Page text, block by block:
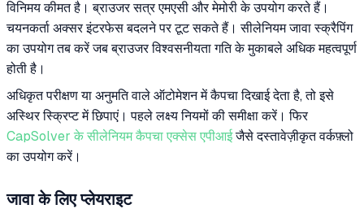
विनिमय कीमत है। ब्राउजर सत्र एमएसी और मेमोरी के उपयोग करते हैं।
चयनकर्ता अक्सर इंटरफेस बदलने पर टूट सकते हैं। सीलेनियम जावा स्क्रैपिंग
का उपयोग तब करें जब ब्राउजर विश्वसनीयता गति के मुकाबले अधिक महत्वपूर्ण
होती है।
अधिकृत परीक्षण या अनुमति वाले ऑटोमेशन में कैपचा दिखाई देता है, तो इसे
अस्थिर स्क्रिप्ट में छिपाएं। पहले लक्ष्य नियमों की समीक्षा करें। फिर
CapSolver के सीलेनियम कैपचा एक्सेस एपीआईजैसे दस्तावेज़ीकृत वर्कफ़्लो
का उपयोग करें।
जावा के लिए प्लेयराइट